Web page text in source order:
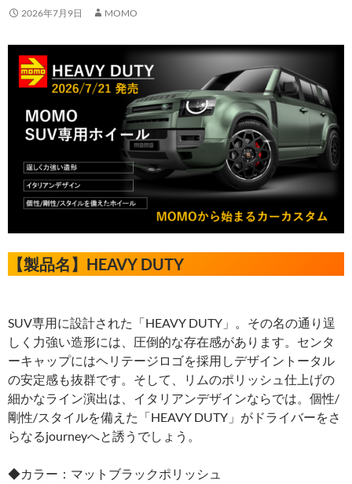
2026年7月9日 MOMO
【製品名】HEAVY DUTY
SUV専用に設計された「HEAVY DUTY」。その名の通り逞
しく力強い造形には、圧倒的な存在感があります。センタ
ーキャップにはヘリテージロゴを採用しデザイントータル
の安定感も抜群です。そして、リムのポリッシュ仕上げの
細かなライン演出は、イタリアンデザインならでは。個性/
剛性/スタイルを備えた「HEAVY DUTY」がドライバーをさ
らなるjourneyへと誘うでしょう。
◆カラー：マットブラックポリッシュ